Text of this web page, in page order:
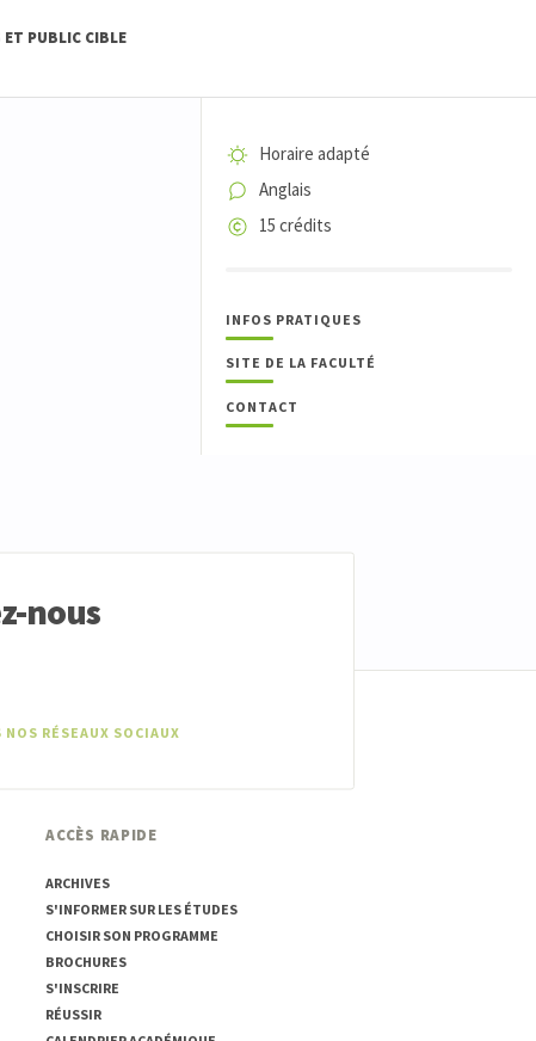
ET PUBLIC CIBLE
Horaire adapté
Anglais
15 crédits
INFOS PRATIQUES
SITE DE LA FACULTÉ
CONTACT
nous
RÉSEAUX SOCIAUX
ACCÈS RAPIDE
ARCHIVES
S'INFORMER SUR LES ÉTUDES
CHOISIR SON PROGRAMME
BROCHURES
S'INSCRIRE
RÉUSSIR